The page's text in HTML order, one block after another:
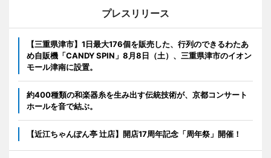
プレスリリース
【三重県津市】1日最大176個を販売した、行列のできるわたあ
め自販機「CANDY SPIN」8月8日（土）、三重県津市のイオン
モール津南に設置。
約400種類の和楽器糸を生み出す伝統技術が、京都コンサート
ホールを音で結ぶ。
【近江ちゃんぽん亭 辻店】開店17周年記念「周年祭」開催！